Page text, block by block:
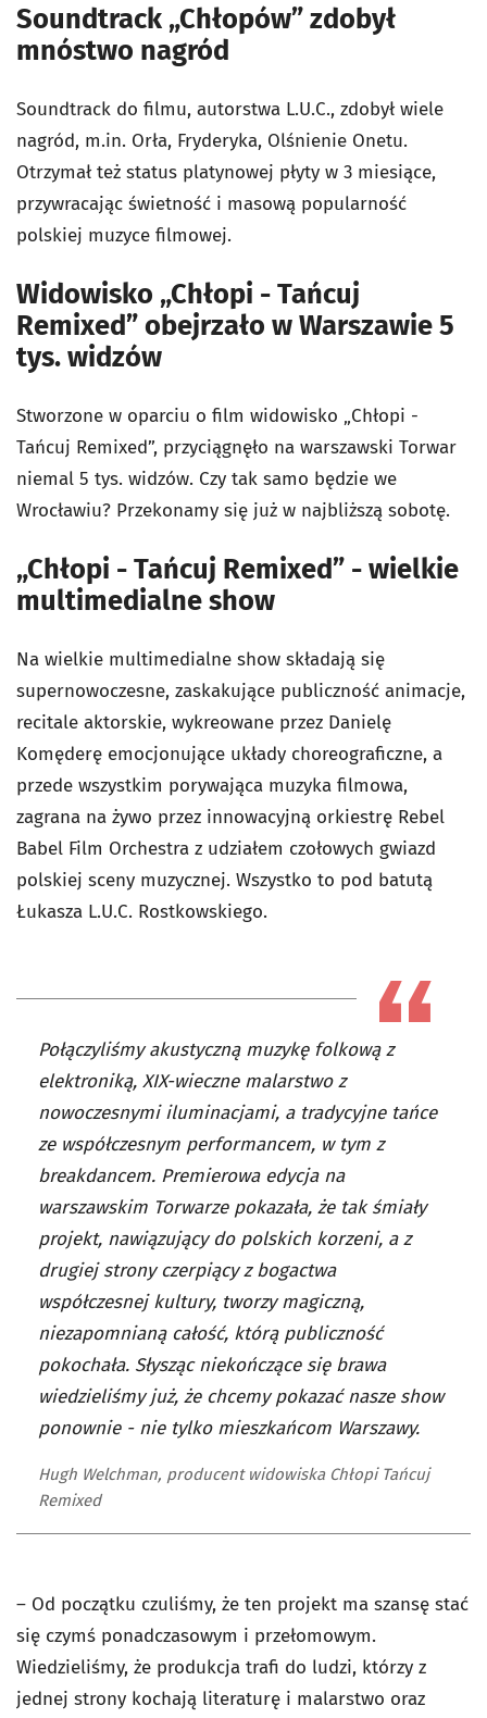
Soundtrack „Chłopów” zdobył
mnóstwo nagród
Soundtrack do filmu, autorstwa L.U.C., zdobył wiele
nagród, m.in. Orła, Fryderyka, Olśnienie Onetu.
Otrzymał też status platynowej płyty w 3 miesiące,
przywracając świetność i masową popularność
polskiej muzyce filmowej.
Widowisko „Chłopi - Tańcuj
Remixed” obejrzało w Warszawie 5
tys. widzów
Stworzone w oparciu o film widowisko „Chłopi -
Tańcuj Remixed”, przyciągnęło na warszawski Torwar
niemal 5 tys. widzów. Czy tak samo będzie we
Wrocławiu? Przekonamy się już w najbliższą sobotę.
„Chłopi - Tańcuj Remixed” - wielkie
multimedialne show
Na wielkie multimedialne show składają się
supernowoczesne, zaskakujące publiczność animacje,
recitale aktorskie, wykreowane przez Danielę
Komęderę emocjonujące układy choreograficzne, a
przede wszystkim porywająca muzyka filmowa,
zagrana na żywo przez innowacyjną orkiestrę Rebel
Babel Film Orchestra z udziałem czołowych gwiazd
polskiej sceny muzycznej. Wszystko to pod batutą
Łukasza L.U.C. Rostkowskiego.
Połączyliśmy akustyczną muzykę folkową z
elektroniką, XIX-wieczne malarstwo z
nowoczesnymi iluminacjami, a tradycyjne tańce
ze współczesnym performancem, w tym z
breakdancem. Premierowa edycja na
warszawskim Torwarze pokazała, że tak śmiały
projekt, nawiązujący do polskich korzeni, a z
drugiej strony czerpiący z bogactwa
współczesnej kultury, tworzy magiczną,
niezapomnianą całość, którą publiczność
pokochała. Słysząc niekończące się brawa
wiedzieliśmy już, że chcemy pokazać nasze show
ponownie - nie tylko mieszkańcom Warszawy.
Hugh Welchman, producent widowiska Chłopi Tańcuj
Remixed
– Od początku czuliśmy, że ten projekt ma szansę stać
się czymś ponadczasowym i przełomowym.
Wiedzieliśmy, że produkcja trafi do ludzi, którzy z
jednej strony kochają literaturę i malarstwo oraz